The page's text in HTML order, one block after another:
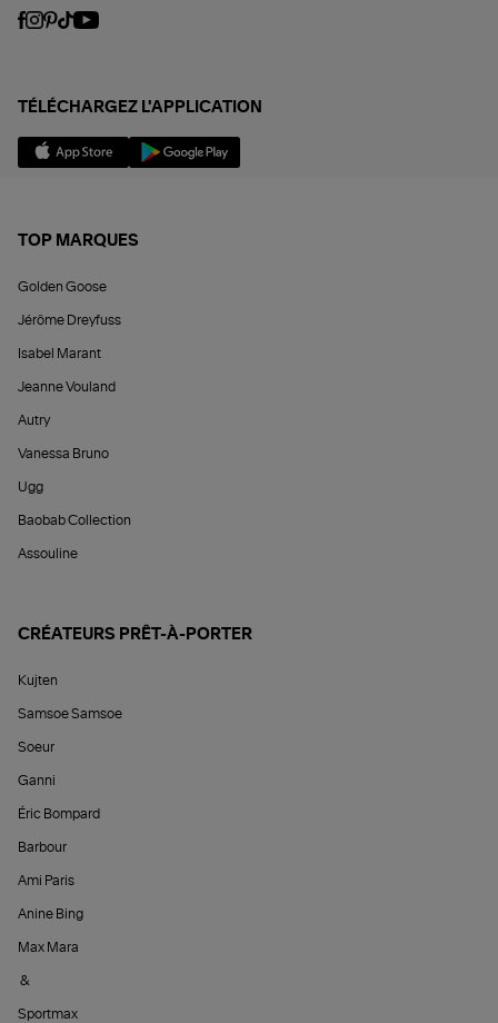
TÉLÉCHARGEZ L'APPLICATION
TOP MARQUES
Golden Goose
Jérôme Dreyfuss
Isabel Marant
Jeanne Vouland
Autry
Vanessa Bruno
Ugg
Baobab Collection
Assouline
CRÉATEURS PRÊT-À-PORTER
Kujten
Samsoe Samsoe
Soeur
Ganni
Éric Bompard
Barbour
Ami Paris
Anine Bing
Max Mara
&
Sportmax